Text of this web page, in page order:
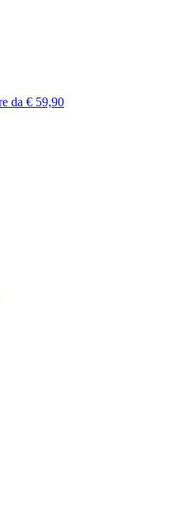
da € 59,90